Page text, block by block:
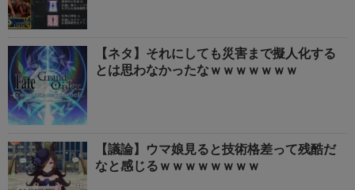
【ネタ】それにしても災害まで擬人化する
とは思わなかったなｗｗｗｗｗｗｗ
【議論】ウマ娘見ると技術格差って残酷だ
なと感じるｗｗｗｗｗｗｗｗ